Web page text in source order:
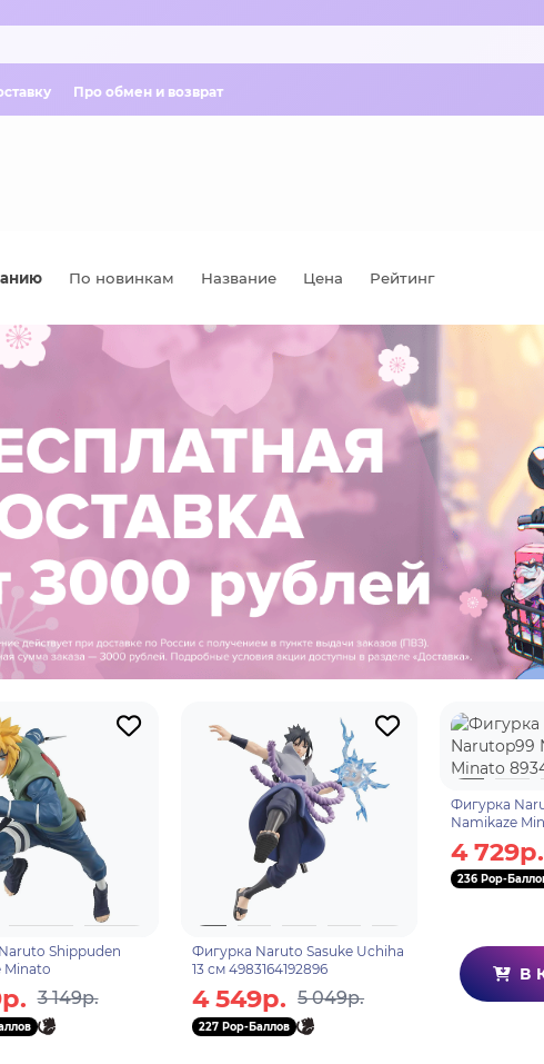
Про обмен и возврат
По новинкам Название Цена Рейтинг
Shippuden
Minato
3 149р.
Фигурка Naruto Sasuke Uchiha
13 см 4983164192896
4 549р. 5 049р.
227 Pop-Баллов
Фигурка
Namikaze
4 729р.
236 Pop-
В